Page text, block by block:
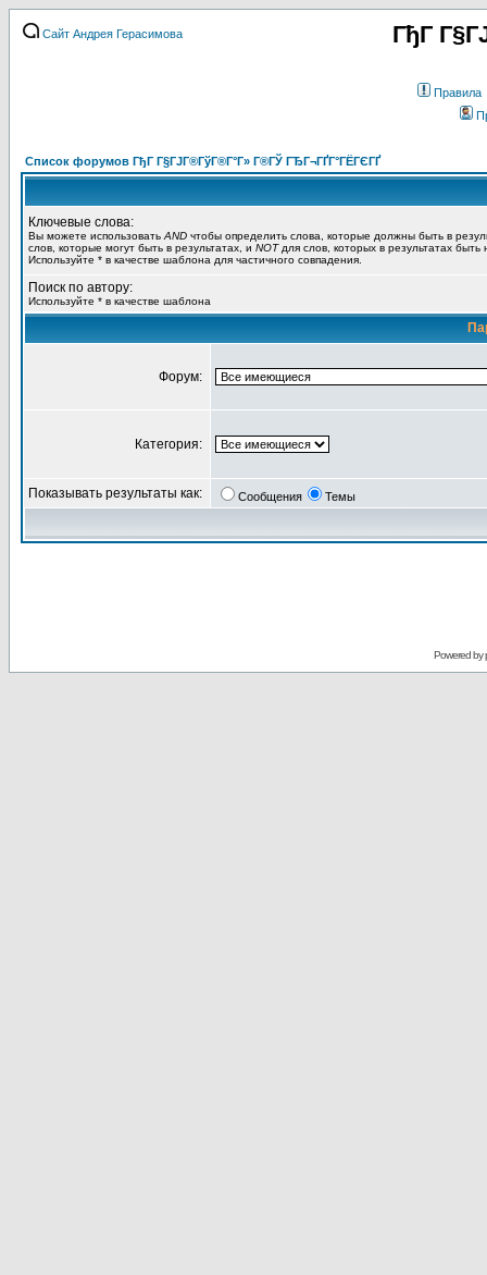
Сайт Андрея Герасимова ГђГ
Правила
Список форумов ГђГ Г§ГЈГ®ГўГ®Г°Г» Г®ГЎ ГЂГ¬ГҐГ°ГЁГЄГҐ
Ключевые слова:
Вы можете использовать AND чтобы определить слова, которые должны быть в
слов, которые могут быть в результатах, и NOTдля слов, которых в результатах
Используйте * в качестве шаблона для частичного совпадения.
Поиск по автору:
Используйте * в качестве шаблона
Форум:
Категория:
Показывать результаты как: Сообщения Темы
Powered by